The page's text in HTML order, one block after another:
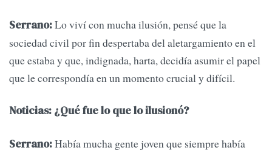
Serrano:Lo viví con mucha ilusión, pensé que la
sociedad civil por fin despertaba del aletargamiento en el
que estaba y que, indignada, harta, decidía asumir el papel
que le correspondía en un momento crucial y difícil.
Noticias: ¿Qué fue lo que lo ilusionó?
Serrano:Había mucha gente joven que siempre había